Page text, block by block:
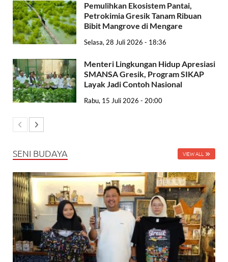
Pemulihkan Ekosistem Pantai,
Petrokimia Gresik Tanam Ribuan
Bibit Mangrove di Mengare
Selasa, 28 Juli 2026 - 18:36
Menteri Lingkungan Hidup Apresiasi
SMANSA Gresik, Program SIKAP
Layak Jadi Contoh Nasional
Rabu, 15 Juli 2026 - 20:00
SENI BUDAYA VIEW ALL